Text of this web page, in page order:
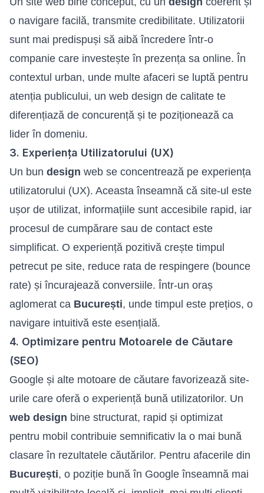
o navigare facilă, transmite credibilitate. Utilizatorii
sunt mai predispuși să aibă încredere într-o
companie care investește în prezența sa online. În
contextul urban, unde multe afaceri se luptă pentru
atenția publicului, un web design de calitate te
diferențiază de concurență și te poziționează ca
lider în domeniu.
3. Experiența Utilizatorului (UX)
Un bun design web se concentrează pe experiența
utilizatorului (UX). Aceasta înseamnă că site-ul este
ușor de utilizat, informațiile sunt accesibile rapid, iar
procesul de cumpărare sau de contact este
simplificat. O experiență pozitivă crește timpul
petrecut pe site, reduce rata de respingere (bounce
rate) și încurajează conversiile. Într-un oraș
aglomerat ca București, unde timpul este prețios, o
navigare intuitivă este esențială.
4. Optimizare pentru Motoarele de Căutare
(SEO)
Google și alte motoare de căutare favorizează site-
urile care oferă o experiență bună utilizatorilor. Un
web design bine structurat, rapid și optimizat
pentru mobil contribuie semnificativ la o mai bună
clasare în rezultatele căutărilor. Pentru afacerile din
București, o poziție bună în Google înseamnă mai